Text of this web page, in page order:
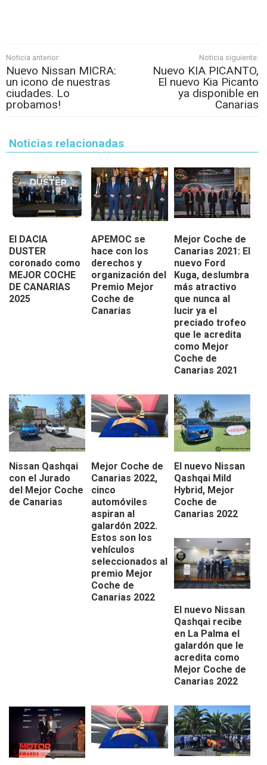
Noticia anterior:
Nuevo Nissan MICRA:
un icono de nuestras
ciudades. Lo
probamos!
Noticia siguiente:
Nuevo KIA PICANTO,
El nuevo Kia Picanto
ya disponible en
Canarias
Noticias relacionadas
El DACIA
DUSTER
coronado como
MEJOR COCHE
DE CANARIAS
2025
APEMOC se
hace con los
derechos y
organización del
Premio Mejor
Coche de
Canarias
Mejor Coche de
Canarias 2021: El
nuevo Ford
Kuga, deslumbra
más atractivo
que nunca al
lucir ya el
preciado trofeo
que le acredita
como Mejor
Coche de
Canarias 2021
Nissan Qashqai
con el Jurado
del Mejor Coche
de Canarias
Mejor Coche de
Canarias 2022,
cinco
automóviles
aspiran al
galardón 2022.
Estos son los
vehículos
seleccionados al
premio Mejor
Coche de
Canarias 2022
El nuevo Nissan
Qashqai Mild
Hybrid, Mejor
Coche de
Canarias 2022
El nuevo Nissan
Qashqai recibe
en La Palma el
galardón que le
acredita como
Mejor Coche de
Canarias 2022